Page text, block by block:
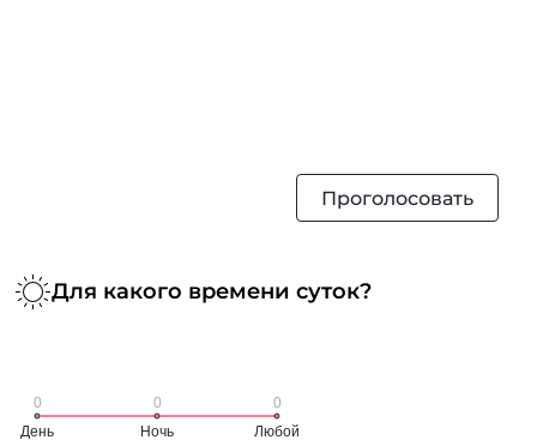
Проголосовать
Для какого времени суток?